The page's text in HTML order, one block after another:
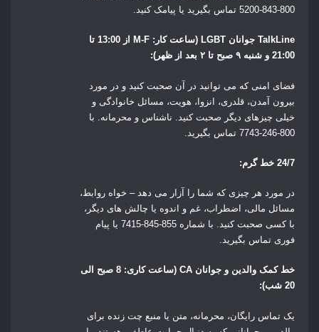
800-843-5200
تماس بگیرید یا پیامک کنید.
TalkLine جوانان LGBT (ساعت کار: M-F از 13:00 تا
21:00 و شنبه ۹ صبح تا ۲ بعد از ظهر):
فضای امنی که می توانید در آن صحبت کنید و در مورد
بیرون آمدن، قلدری، انزوا، هویت، مسائل خانوادگی و
خیلی چیزهای دیگر صحبت کنید. ناشناس و محرمانه. با
800-246-7743
تماس بگیرید.
24/7 خط گرم:
در مورد هر چیزی که شما را آزار می دهد – خواه روابط،
مسائل مالی، اضطراب، غم و اندوه یا چالش های دیگر،
با کسی صحبت کنید. با شماره
یا پیام
فوری تماس بگیرید.
خط کمک والدین و جوانان CA (ساعت کاری: 8 صبح الی
20 شب):
یک تماس رایگان، محرمانه، متن یا منبع چت زنده برای